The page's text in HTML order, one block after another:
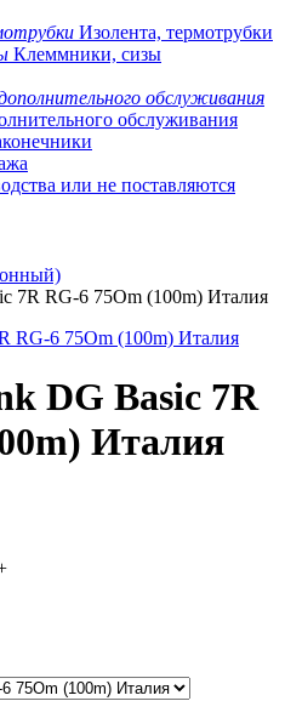
Изолента, термотрубки
Клеммники, сизы
обслуживания
или не поставляются
7R RG-6 75Om (100m) Италия
DG Basic 7R
Италия